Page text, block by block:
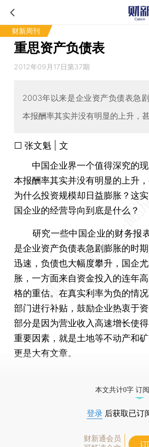
财新周刊
重思资产负债表
2012年09月17日第37期
2003年以来是企业资产负债表急
本报酬率其实并没有明显的上升，
□ 张文魁 | 文
中国企业界一个值得深究的现
本报酬率其实并没有明显的上升
为什么投资规模却日益膨胀？这
国企业的经营导向到底是什么？
研究一些中国企业的财务报
是企业资产负债表急剧膨胀的时
迅速，负债也大幅度攀升，国企
胀，一方面来自资金投入的连年
格的重估。在真实利率为负的情
部门进行补贴，鼓励企业热衷于
部分是因为营业收入高速增长使
重要因素，就是土地等不动产和
更是大有文章。
本文共计0字 订
登录 后获取已订
财新通会员
订